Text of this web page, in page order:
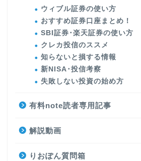
ウィブル証券の使い方
おすすめ証券口座まとめ！
SBI証券･楽天証券の使い方
クレカ投信のススメ
知らないと損する情報
新NISA･投信考察
失敗しない投資の始め方
有料note読者専用記事
解説動画
りおぽん質問箱